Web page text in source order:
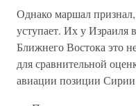
Однако маршал
уступает. Их у Израиля
Ближнего Востока это
для сравнительной
авиации позиции Сирии